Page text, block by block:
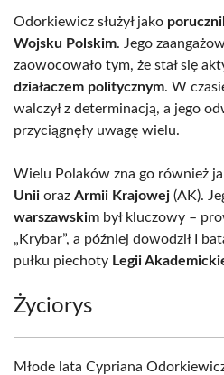
Odorkiewicz służył jako
Wojsku Polskim. Jego
zaowocowało tym, że stał się
działaczem politycznym. W
walczył z determinacją, a jego
przyciągnęły uwagę wielu.
Wielu Polaków zna go również
Unii oraz Armii Krajowej (AK).
warszawskim był kluczowy –
„Krybar”, a później dowodził I
pułku piechoty Legii
Życiorys
Młode lata Cypriana